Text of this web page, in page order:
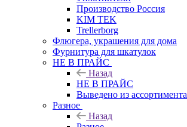
Производство Россия
KIM TEK
Trellerborg
Флюгера, украшения для дома
Фурнитура для шкатулок
НЕ В ПРАЙС
Назад
НЕ В ПРАЙС
Выведено из ассортимента
Разное
Назад